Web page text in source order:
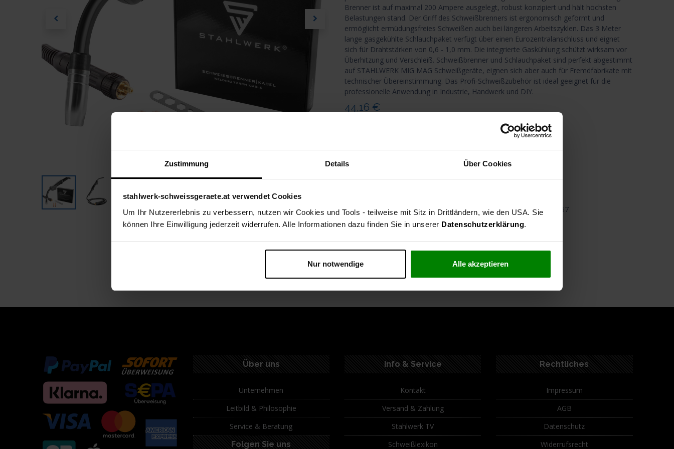
Zustimmung Details Über Cookies
stahlwerk-schweissgeraete.at verwendet Cookies
Um Ihr Nutzererlebnis zu verbessern, nutzen wir Cookies und Tools - teilweise mit Sitz in Drittländern, wie den USA. Sie
können Ihre Einwilligung jederzeit widerrufen. Alle Informationen dazu finden Sie in unserer Datenschutzerklärung.
Nur notwendige Alle akzeptieren
Brenner ist auf maximal 200 Ampere ausgelegt, robust konzipiert und hält höchsten
Belastungen stand. Der Griff des Schweißbrenners ist ergonomisch geformt und
ermöglicht ermüdungsfreies Schweißen auch bei längeren Arbeitszyklen. Das 3 Meter
lange gasgekühlte Schlauchpaket verfügt über einen Eurozentralanschluss und eignet
sich für Drahtstärken von 0,6 - 1,0 mm. Die integrierte Gaskühlung schützt wirksam vor
Überhitzung und Verschleiß. Schweißbrenner und Schlauchpaket sind perfekt abgestimmt
auf STAHLWERK MIG MAG Schweißgeräte, eignen sich aber auch für Fremdfabrikate mit
technischer Übereinstimmung. Das Profi-Schweißzubehör ist ideal geeignet für die
professionelle Anwendung in Industrie, Handwerk und DIY.
44,16 €
in den Warenkorb
Artikelnummer
4557
Versand: 1-3 Werktage
Spezifikationen Technische Daten Lieferumfang
Über uns
Unternehmen
Leitbild & Philosophie
Service & Beratung
Folgen Sie uns
Info & Service
Kontakt
Versand & Zahlung
Stahlwerk TV
Schweißlexikon
Rechtliches
Impressum
AGB
Datenschutz
Widerrufsrecht